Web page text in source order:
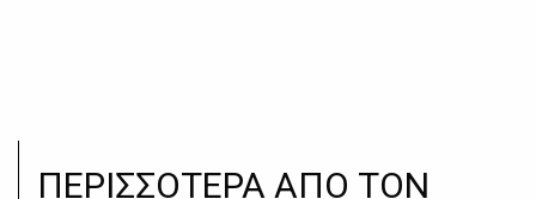
ΠΕΡΙΣΣΟΤΕΡΑ ΑΠΟ ΤΟΝ